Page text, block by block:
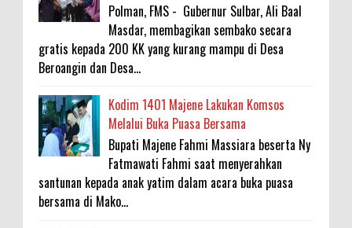
Polman, FMS - Gubernur Sulbar, Ali Baal
Masdar, membagikan sembako secara
gratis kepada 200 KK yang kurang mampu di Desa
Beroangin dan Desa...
Kodim 1401 Majene Lakukan Komsos
Melalui Buka Puasa Bersama
Bupati Majene Fahmi Massiara beserta Ny
Fatmawati Fahmi saat menyerahkan
santunan kepada anak yatim dalam acara buka puasa
bersama di Mako...